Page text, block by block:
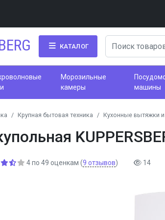
КАТАЛОГ
Морозильные
камеры
машины
Крупная бытовая техника Кухонные вытяжки
4по 49 оценкам (9 отзывов) 14